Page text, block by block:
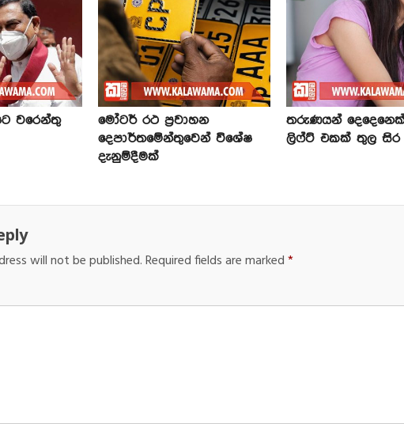
වරෙන්තු
මෝටර් රථ ප්‍රවාහන
දෙපාර්තමේන්තුවෙන් විශේෂ
දැනුම්දීමක්
තරුණයන්
ලිෆ්ට් එකක් තුල
will not be published.Required fields are marked*